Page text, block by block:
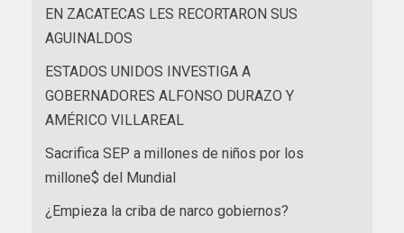
EN ZACATECAS LES RECORTARON SUS
AGUINALDOS
ESTADOS UNIDOS INVESTIGA A
GOBERNADORES ALFONSO DURAZO Y
AMÉRICO VILLAREAL
Sacrifica SEP a millones de niños por los
millone$ del Mundial
¿Empieza la criba de narco gobiernos?